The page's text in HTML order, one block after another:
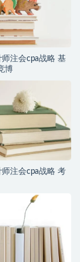
注会cpa战略 基
博
注会cpa战略 考